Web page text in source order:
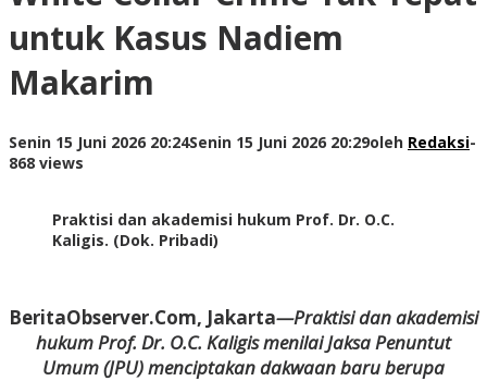
untuk Kasus Nadiem
Makarim
Senin 15 Juni 2026 20:24Senin 15 Juni 2026 20:29oleh Redaksi-
868 views
Praktisi dan akademisi hukum Prof. Dr. O.C.
Kaligis. (Dok. Pribadi)
BeritaObserver.Com, Jakarta—Praktisi dan akademisi
hukum Prof. Dr. O.C. Kaligis menilai Jaksa Penuntut
Umum (JPU) menciptakan dakwaan baru berupa